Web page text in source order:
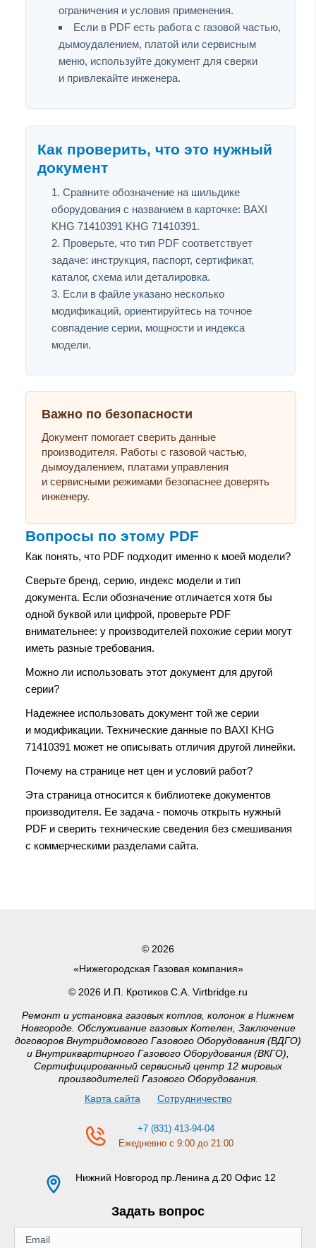
ограничения и условия применения.
Если в PDF есть работа с газовой частью,
дымоудалением, платой или сервисным
меню, используйте документ для сверки
и привлекайте инженера.
Как проверить, что это нужный
документ
Сравните обозначение на шильдике
оборудования с названием в карточке: BAXI
KHG 71410391 KHG 71410391.
Проверьте, что тип PDF соответствует
задаче: инструкция, паспорт, сертификат,
каталог, схема или деталировка.
Если в файле указано несколько
модификаций, ориентируйтесь на точное
совпадение серии, мощности и индекса
модели.
Важно по безопасности
Документ помогает сверить данные
производителя. Работы с газовой частью,
дымоудалением, платами управления
и сервисными режимами безопаснее доверять
инженеру.
Вопросы по этому PDF
Как понять, что PDF подходит именно к моей модели?
Сверьте бренд, серию, индекс модели и тип
документа. Если обозначение отличается хотя бы
одной буквой или цифрой, проверьте PDF
внимательнее: у производителей похожие серии могут
иметь разные требования.
Можно ли использовать этот документ для другой
серии?
Надежнее использовать документ той же серии
и модификации. Технические данные по BAXI KHG
71410391 может не описывать отличия другой линейки.
Почему на странице нет цен и условий работ?
Эта страница относится к библиотеке документов
производителя. Ее задача - помочь открыть нужный
PDF и сверить технические сведения без смешивания
с коммерческими разделами сайта.
© 2026
«Нижегородская Газовая компания»
© 2026 И.П. Кротиков С.А. Virtbridge.ru
Ремонт и установка газовых котлов, колонок в Нижнем
Новгороде. Обслуживание газовых Котелен, Заключение
договоров Внутридомового Газового Оборудования (ВДГО)
и Внутриквартирного Газового Оборудования (ВКГО),
Сертифицированный сервисный центр 12 мировых
производителей Газового Оборудования.
Карта сайта
Сотрудничество
+7 (831) 413-94-04
Ежедневно с 9:00 до 21:00
Нижний Новгород пр.Ленина д.20 Офис 12
Задать вопрос